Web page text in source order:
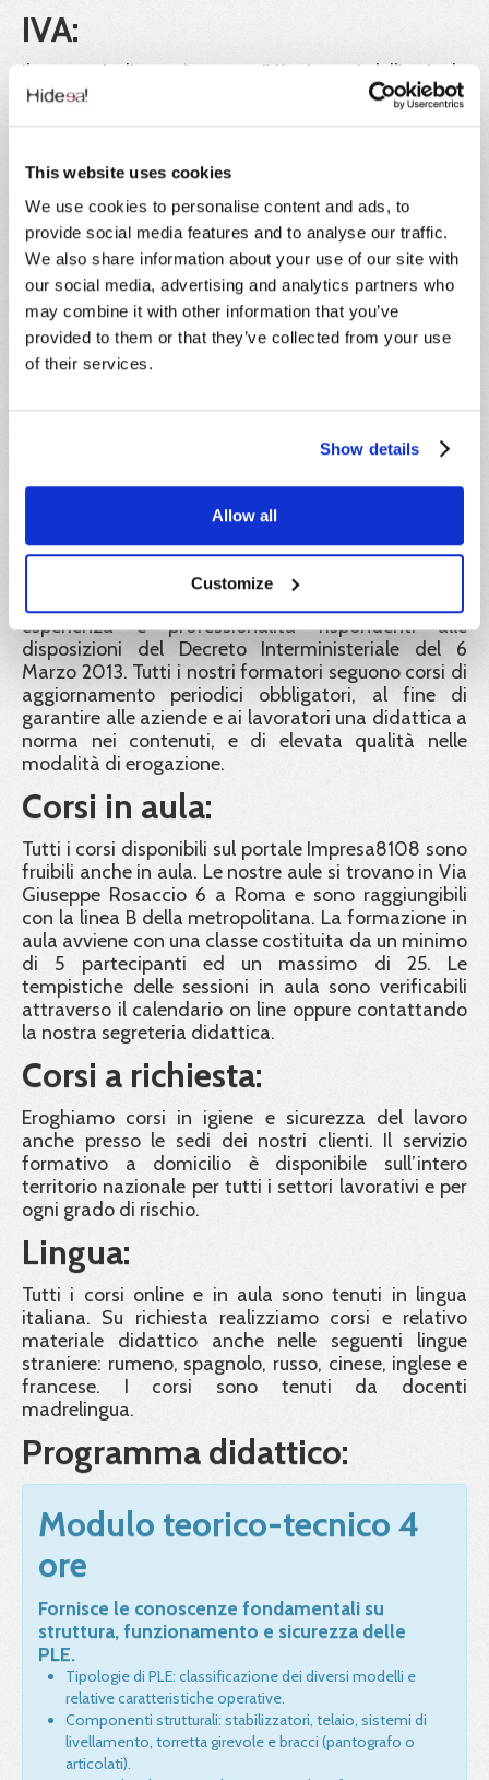
This website uses cookies
We use cookies to personalise content and ads, to
provide social media features and to analyse our traffic.
We also share information about your use of our site with
our social media, advertising and analytics partners who
may combine it with other information that you’ve
provided to them or that they’ve collected from your use
of their services.
Show details
Allow all
Customize
IVA:
Il prezzo indicato è esente IVA ai sensi dell'articolo
10, n. 20) del D.P.R. 26 ottobre 1972, n. 633.
Ente formatore:
Hideea SRL, in collaborazione con Xplica SRL, Ente
di formazione accreditato Regione Lazio e
certificato ISO 9001.
Garanzia dei certificati:
Hideea Srl garantisce la validità legale dei corsi
pubblicati sul portale Impresa8108 e a tutela dei
corsisti rende liberamente consultabili e scaricabili
identificati con un codice univoco di
lavoro e ogni autorità ispettiva possono verificarne
Formatori:
esperienza e professionalità rispondenti alle
disposizioni del Decreto Interministeriale del 6
Marzo 2013. Tutti i nostri formatori seguono corsi di
aggiornamento periodici obbligatori, al fine di
garantire alle aziende e ai lavoratori una didattica a
norma nei contenuti, e di elevata qualità nelle
modalità di erogazione.
Corsi in aula:
Tutti i corsi disponibili sul portale Impresa8108 sono
fruibili anche in aula. Le nostre aule si trovano in Via
Giuseppe Rosaccio 6 a Roma e sono raggiungibili
con la linea B della metropolitana. La formazione in
aula avviene con una classe costituita da un minimo
di 5 partecipanti ed un massimo di 25. Le
tempistiche delle sessioni in aula sono verificabili
attraverso il calendario on line oppure contattando
la nostra segreteria didattica.
Corsi a richiesta:
Eroghiamo corsi in igiene e sicurezza del lavoro
anche presso le sedi dei nostri clienti. Il servizio
formativo a domicilio è disponibile sull’intero
territorio nazionale per tutti i settori lavorativi e per
ogni grado di rischio.
Lingua:
Tutti i corsi online e in aula sono tenuti in lingua
italiana. Su richiesta realizziamo corsi e relativo
materiale didattico anche nelle seguenti lingue
straniere: rumeno, spagnolo, russo, cinese, inglese e
francese. I corsi sono tenuti da docenti
madrelingua.
Programma didattico:
Modulo teorico-tecnico 4
ore
Fornisce le conoscenze fondamentali su
struttura, funzionamento e sicurezza delle
PLE.
Tipologie di PLE: classificazione dei diversi modelli e
relative caratteristiche operative.
Componenti strutturali: stabilizzatori, telaio, sistemi di
livellamento, torretta girevole e bracci (pantografo o
articolati).